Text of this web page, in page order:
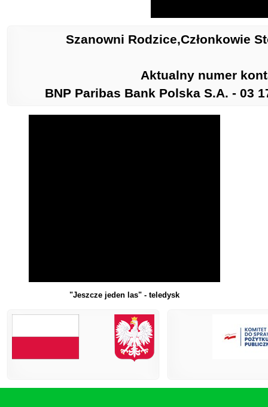
Szanowni Rodzice,Członkowie
Aktualny numer
BNP Paribas Bank Polska S.A. - 03
"Jeszcze jeden las" -teledysk